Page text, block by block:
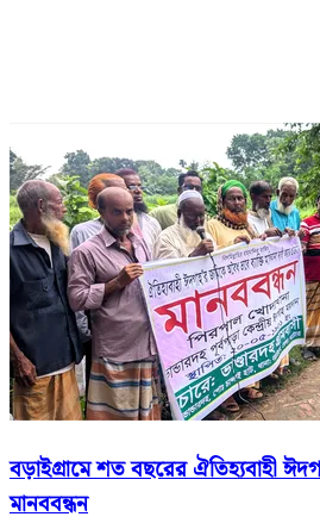
বড়াইগ্রামে শত বছরের ঐতিহ্যবাহী
মানববন্ধন